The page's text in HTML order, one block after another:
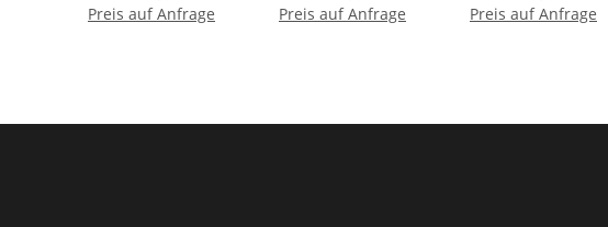
231PS
Preis auf Anfrage
150PS
Preis auf Anfrage
186PS
Preis auf Anfrage